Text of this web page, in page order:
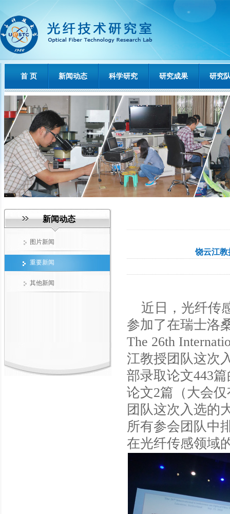
首 页 新闻动态 科学研究 研究成果 研究
新闻动态
图片新闻
重要新闻
其他新闻
饶云江教
近日，光纤传
参加了在瑞士洛
The 26th
江教授团队这次
部录取论文443
论文2篇（大会
团队这次入选的
所有参会团队中
在光纤传感领域